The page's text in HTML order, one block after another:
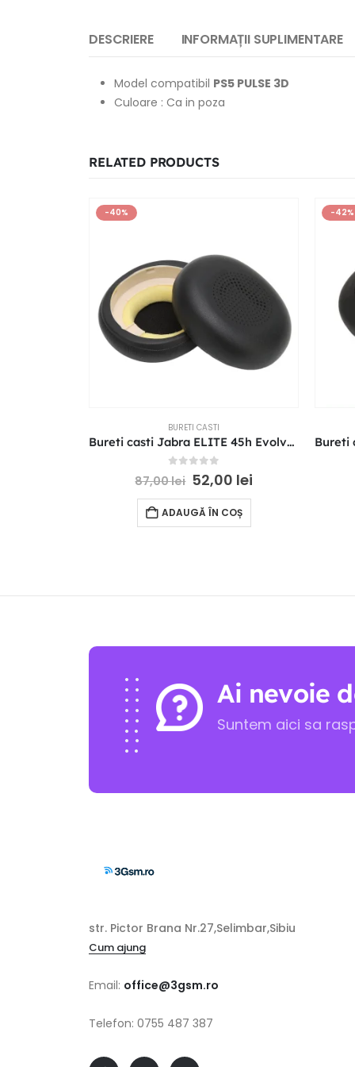
DESCRIERE INFORMAȚII SUPLIMENTARE
Model compatibil PS5 PULSE 3D
Culoare : Ca in poza
RELATED PRODUCTS
-40%
BURETI CASTI
Bureti casti Jabra ELITE 45h Evolve2 65 MS UC
out of 5
87,00lei 52,00 lei
ADAUGĂ ÎN COȘ
-42%
Ai nevoie
Suntem aici sa
str. Pictor Brana Nr.27,Selimbar,Sibiu
Cum ajung
Email: office@3gsm.ro
Telefon: 0755 487 387